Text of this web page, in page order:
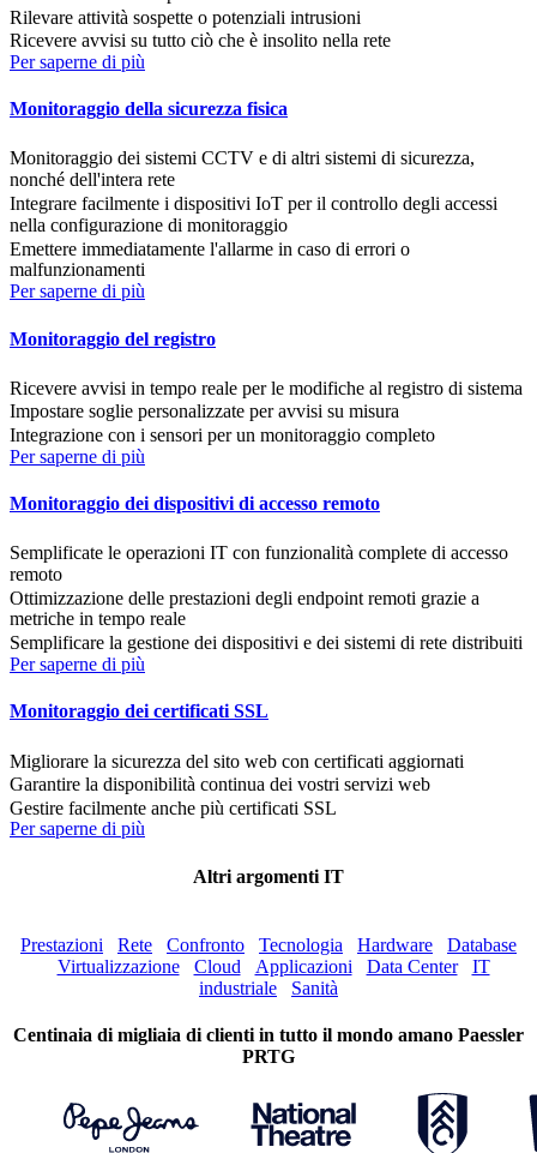
Rilevare attività sospette o potenziali intrusioni
Ricevere avvisi su tutto ciò che è insolito nella rete
Per saperne di più
Monitoraggio della sicurezza fisica
Monitoraggio dei sistemi CCTV e di altri sistemi di sicurezza,
nonché dell'intera rete
Integrare facilmente i dispositivi IoT per il controllo degli accessi
nella configurazione di monitoraggio
Emettere immediatamente l'allarme in caso di errori o
malfunzionamenti
Per saperne di più
Monitoraggio del registro
Ricevere avvisi in tempo reale per le modifiche al registro di sistema
Impostare soglie personalizzate per avvisi su misura
Integrazione con i sensori per un monitoraggio completo
Per saperne di più
Monitoraggio dei dispositivi di accesso remoto
Semplificate le operazioni IT con funzionalità complete di accesso
remoto
Ottimizzazione delle prestazioni degli endpoint remoti grazie a
metriche in tempo reale
Semplificare la gestione dei dispositivi e dei sistemi di rete distribuiti
Per saperne di più
Monitoraggio dei certificati SSL
Migliorare la sicurezza del sito web con certificati aggiornati
Garantire la disponibilità continua dei vostri servizi web
Gestire facilmente anche più certificati SSL
Per saperne di più
Altri argomenti IT
Prestazioni Rete Confronto Tecnologia Hardware
Database
Virtualizzazione
Cloud Applicazioni Data Center
IT
industriale
Sanità
Centinaia di migliaia di clienti in tutto il mondo amano Paessler
PRTG